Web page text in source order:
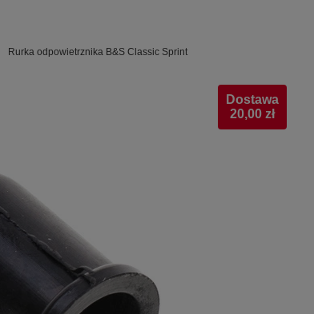
Rurka odpowietrznika B&S Classic Sprint
Dostawa
20,00 zł